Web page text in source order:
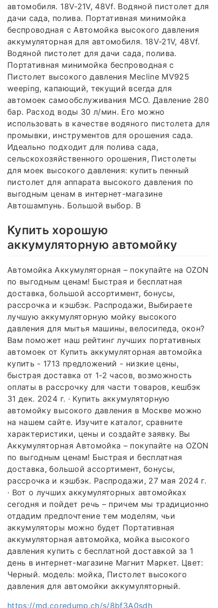
автомобиля. 18V-21V, 48Vf. Водяной пистолет для
дачи сада, полива. Портативная минимойка
беспроводная с Автомойка высокого давления
аккумуляторная для автомобиля. 18V-21V, 48Vf.
Водяной пистолет для дачи сада, полива.
Портативная минимойка беспроводная с
Пистолет высокого давления Mecline MV925
weeping, капающий, текущий всегда для
автомоек самообслуживания МСО. Давление 280
бар. Расход воды 30 л/мин. Его можно
использовать в качестве водяного пистолета для
промывки, инструментов для орошения сада.
Идеально подходит для полива сада,
сельскохозяйственного орошения, Пистолеты
для моек высокого давления: купить пенный
пистолет для аппарата высокого давления по
выгодным ценам в интернет-магазине
Автошампунь. Большой выбор. В
Купить хорошую
аккумуляторную автомойку
Автомойка Аккумуляторная – покупайте на OZON
по выгодным ценам! Быстрая и бесплатная
доставка, большой ассортимент, бонусы,
рассрочка и кэшбэк. Распродажи, Выбираете
лучшую аккумуляторную мойку высокого
давления для мытья машины, велосипеда, окон?
Вам поможет наш рейтинг лучших портативных
автомоек от Купить аккумуляторная автомойка
купить - 1713 предложений - низкие цены,
быстрая доставка от 1-2 часов, возможность
оплаты в рассрочку для части товаров, кешбэк
31 дек. 2024 г. · Купить аккумуляторную
автомойку высокого давления в Москве можно
на нашем сайте. Изучите каталог, сравните
характеристики, цены и создайте заявку. Вы
Аккумуляторная Автомойка – покупайте на OZON
по выгодным ценам! Быстрая и бесплатная
доставка, большой ассортимент, бонусы,
рассрочка и кэшбэк. Распродажи, 27 мая 2024 г.
· Вот о лучших аккумуляторных автомойках
сегодня и пойдет речь – причем мы традиционно
отдадим предпочтение тем моделям, чьи
аккумуляторы можно будет Портативная
аккумуляторная автомойка, мойка высокого
давления купить с бесплатной доставкой за 1
день в интернет-магазине Магнит Маркет. Цвет:
Черный. модель: мойка, Пистолет высокого
давления для автомойки аккумуляторный.
https://md.coredump.ch/s/8bf3A0sdh